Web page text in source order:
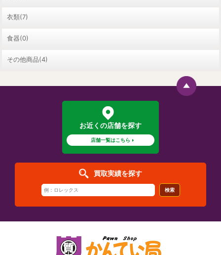
衣類(7)
食器(0)
その他商品(4)
お近くの店舗を探す
店舗一覧はこちら
買取実績を探す
検索